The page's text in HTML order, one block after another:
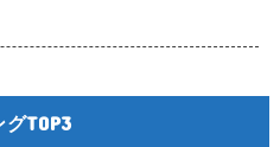
TOP3